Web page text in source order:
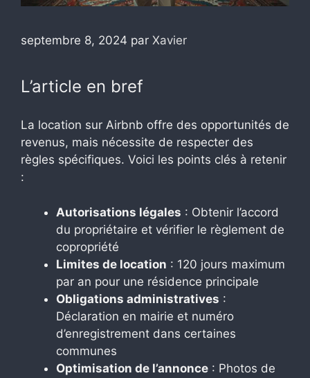
septembre 8, 2024 par Xavier
L’article en bref
La location sur Airbnb offre des opportunités de
revenus, mais nécessite de respecter des
règles spécifiques. Voici les points clés à retenir
:
Autorisations légales : Obtenir l’accord
du propriétaire et vérifier le règlement de
copropriété
Limites de location : 120 jours maximum
par an pour une résidence principale
Obligations administratives :
Déclaration en mairie et numéro
d’enregistrement dans certaines
communes
Optimisation de l’annonce : Photos de